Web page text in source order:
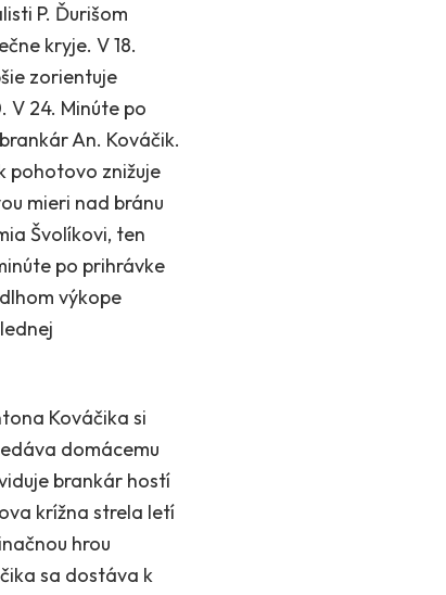
P. Ďurišom
kryje. V 18.
zorientuje
V 24. Minúte po
An. Kováčik.
pohotovo znižuje
mieri nad bránu
Švolíkovi, ten
po prihrávke
výkope
Kováčika si
domácemu
brankár hostí
krížna strela letí
hrou
sa dostáva k